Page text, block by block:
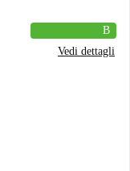
B
Vedi dettagli